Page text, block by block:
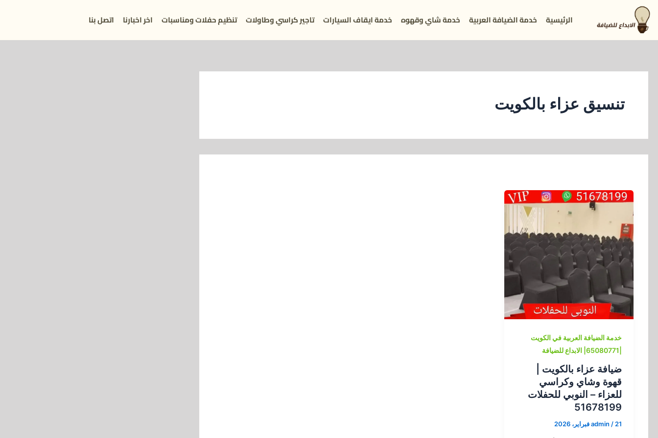
تخطي
إلى
المحتوى
الرئيسية خدمة الضيافة العربية خدمة شاي وقهوه خدمة ايقاف السيارات تاجير كراسي وطاولات تنظيم حفلات ومناسبات اخر اخبارنا اتصل بنا
تنسيق عزاء بالكويت
خدمة الضيافة العربية في الكويت
ضيافة عزاء بالكويت |
قهوة وشاي وكراسي
للعزاء – النوبي للحفلات
51678199
admin /21 فبراير، 2026